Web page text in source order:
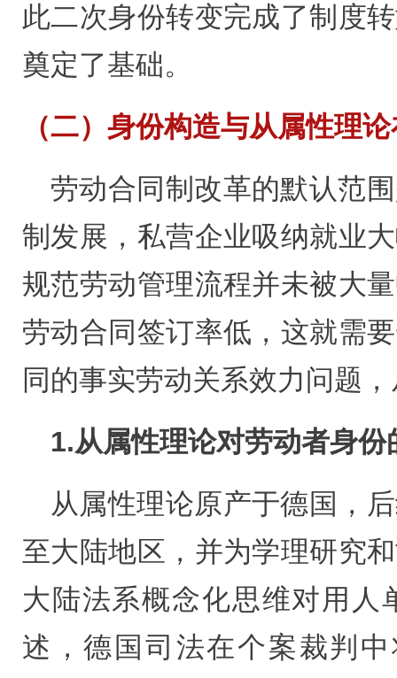
此二次身份转变完成了制度
奠定了基础。
（二）身份构造与从属性理
劳动合同制改革的默认范
制发展，私营企业吸纳就业
规范劳动管理流程并未被大
劳动合同签订率低，这就需
同的事实劳动关系效力问题
1.从属性理论对劳动者身份
从属性理论原产于德国，
至大陆地区，并为学理研究
大陆法系概念化思维对用人
述，德国司法在个案裁判